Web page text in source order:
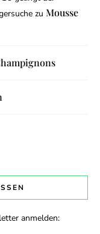
zu Mousse
anmelden: